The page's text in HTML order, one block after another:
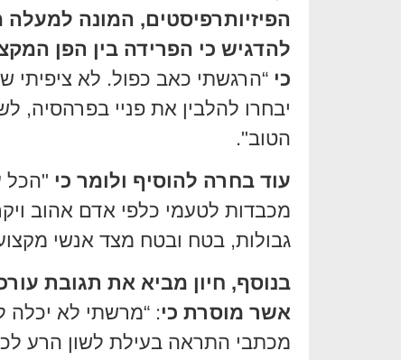
להדגיש כי הפרידה בין הפן
כי “הרגשתי כאב כפול. לא ציפיתי
יבחרו להלבין את פניי בפרהסיה,
הטוב".
עוד בחרה להוסיף ולומר כי "הכל
מכבדות לטעמי כלפי אדם אהוב
גבולות, בטח ובטח מצד אנשי
בנוסף, חיון מביא את תגובת
אשר מוסרת כי: “מרשתי לא יכלה
מכתבי התראה בעילת לשון הרע